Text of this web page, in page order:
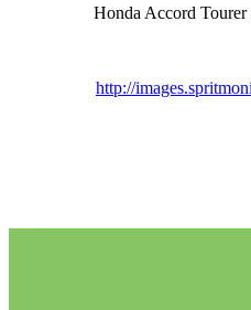
Honda Accord
http://